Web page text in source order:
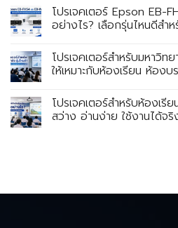
โปรเจคเตอร์ Epson EB-
อย่างไร? เลือกรุ่นไหนดีสำ
โปรเจคเตอร์สำหรับมหาวิท
ให้เหมาะกับห้องเรียน ห้อง
โปรเจคเตอร์สำหรับห้องเรี
สว่าง อ่านง่าย ใช้งานได้จริ